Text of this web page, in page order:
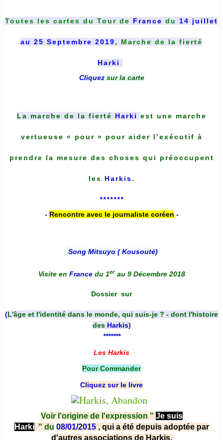
Toutes les cartes du Tour de France du 14 juillet
au 25 Septembre 2019, Marche de la fierté
Harki
Cliquez sur la carte
La marche de la fierté Harki est une marche
vertueuse « pour » pour aider l’exécutif à
prendre la mesure des choses qui préoccupent
les Harkis.
*******
- Rencontre avec le journaliste coréen -
Song Mitsuyo ( Kousouté)
Visite en France du 1er au 9 Décembre 2018
Dossier sur
(L'âge et l'identité dans le monde, qui suis-je ? - dont l'histoire
des Harkis)
*******
Les Harkis
Pour Commander
Cliquez sur le livre
Voir l'origine de l'expression " Je suis
Harki " du 08/01/2015 , qui a été depuis adoptée par
d'autres associations de Harkis.